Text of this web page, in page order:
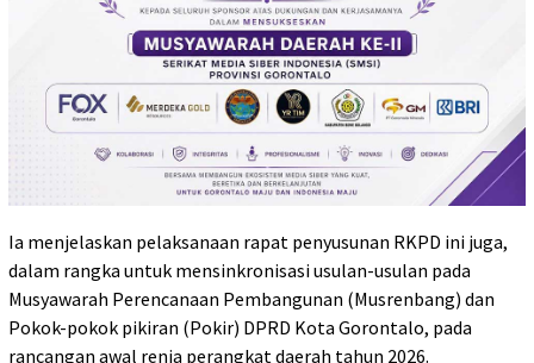
Ia menjelaskan pelaksanaan rapat penyusunan RKPD ini juga,
dalam rangka untuk mensinkronisasi usulan-usulan pada
Musyawarah Perencanaan Pembangunan (Musrenbang) dan
Pokok-pokok pikiran (Pokir) DPRD Kota Gorontalo, pada
rancangan awal renja perangkat daerah tahun 2026.